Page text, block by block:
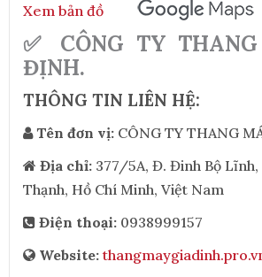
Xem bản đồ
✅ CÔNG TY
ĐỊNH.
THÔNG TIN LIÊN HỆ:
Tên đơn vị: CÔNG TY THANG
Địa chỉ: 377/5A, Đ. Đinh Bộ Lĩnh,
Thạnh, Hồ Chí Minh, Việt Nam
Điện thoại: 0938999157
Website: